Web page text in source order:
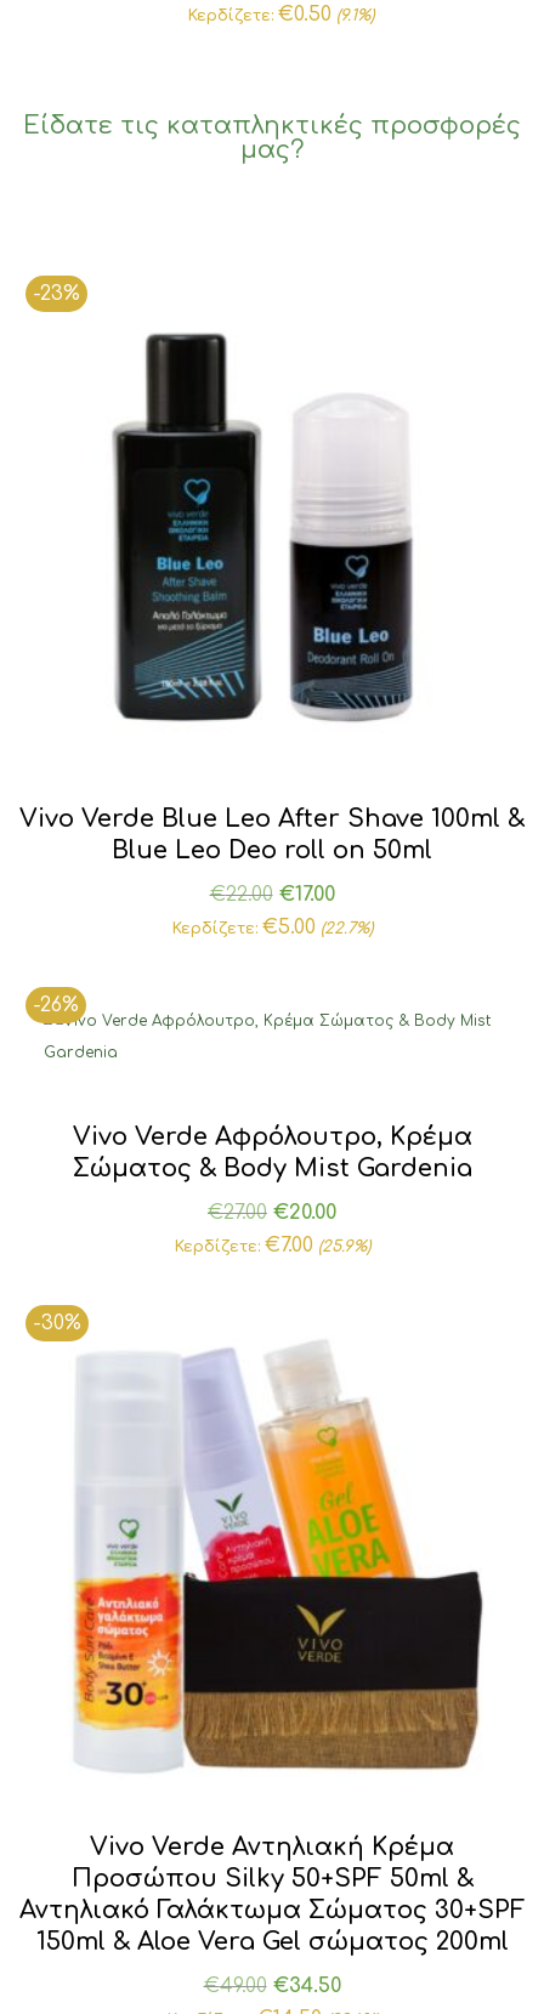
price τρέχουσα
Κερδίζετε: €0.50 (9.1%)
Είδατε τις καταπληκτικές προσφορές
μας?
-23%
Vivo Verde Blue Leo After Shave 100ml &
Blue Leo Deo roll on 50ml
€22.00 Original
price
€17.00Η
τρέχουσα
€17.00.
Κερδίζετε: €5.00 (22.7%)
-26%
Vivo Verde Αφρόλουτρο, Κρέμα
Σώματος & Body Mist Gardenia
€27.00 Original
price
€20.00Η
τρέχουσα
Κερδίζετε: €7.00 (25.9%)
-30%
Vivo Verde Αντηλιακή Κρέμα
Προσώπου Silky 50+SPF 50ml &
Αντηλιακό Γαλάκτωμα Σώματος 30+SPF
150ml & Aloe Vera Gel σώματος 200ml
€49.00 Original
€34.50Η